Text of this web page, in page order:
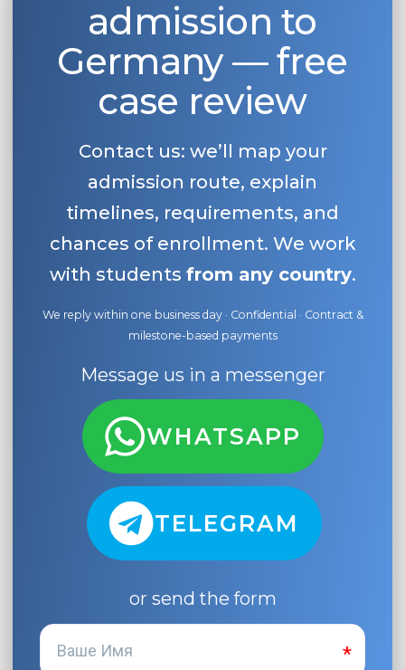
admission to
Germany — free
case review
Contact us: we’ll map your
admission route, explain
timelines, requirements, and
chances of enrollment. We work
with students from any country.
We reply within one business day · Confidential · Contract &
milestone-based payments
Message us in a messenger
WHATSAPP
TELEGRAM
or send the form